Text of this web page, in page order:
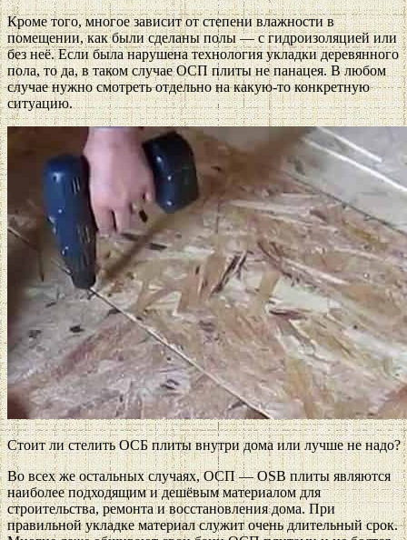
Кроме того, многое зависит от степени влажности в
помещении, как были сделаны полы — с гидроизоляцией или
без неё. Если была нарушена технология укладки деревянного
пола, то да, в таком случае ОСП плиты не панацея. В любом
случае нужно смотреть отдельно на какую-то конкретную
ситуацию.
Стоит ли стелить ОСБ плиты внутри дома или лучше не надо?
Во всех же остальных случаях, ОСП — OSB плиты являются
наиболее подходящим и дешёвым материалом для
строительства, ремонта и восстановления дома. При
правильной укладке материал служит очень длительный срок.